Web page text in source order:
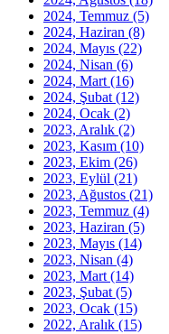
2024, Temmuz (5)
2024, Haziran (8)
2024, Mayıs (22)
2024, Nisan (6)
2024, Mart (16)
2024, Şubat (12)
2024, Ocak (2)
2023, Aralık (2)
2023, Kasım (10)
2023, Ekim (26)
2023, Eylül (21)
2023, Ağustos (21)
2023, Temmuz (4)
2023, Haziran (5)
2023, Mayıs (14)
2023, Nisan (4)
2023, Mart (14)
2023, Şubat (5)
2023, Ocak (15)
2022, Aralık (15)